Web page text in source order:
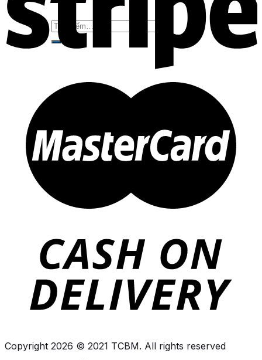
Tìm
kiếm:
Copyright 2026 © 2021 TCBM. All rights reserved